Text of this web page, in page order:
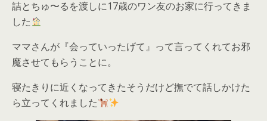
詰とちゅ〜るを渡しに17歳のワン友のお家に行ってきま
した
ママさんが『会っていったげて』って言ってくれてお邪
魔させてもらうことに。
寝たきりに近くなってきたそうだけど撫でて話しかけた
ら立ってくれました